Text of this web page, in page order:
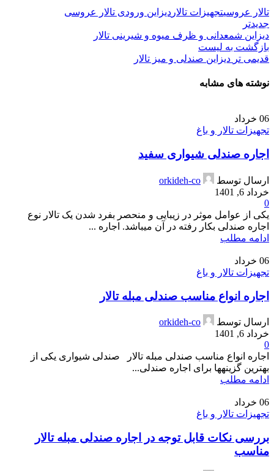
تالار عروسیتجهیزات تالار دیزاین ورودی تالار عروسی
جدیدتر
دیزاین شمعدانی و ظرف میوه و شیرینی تالار
بازگشت به لیست
قدیمی تر دیزاین صندلی و میز تالار
نوشته های مشابه
06 خرداد
تجهیزات تالار و باغ
اجاره صندلی شیواری سفید
ارسال توسط
orkideh-co
خرداد 6, 1401
0
یکی از عوامل موثر در زیبایی و منحصر بفرد شدن یک تالار نوع
اجاره صندلی بکار رفته در آن میباشد. اجاره ...
ادامه مطلب
06 خرداد
تجهیزات تالار و باغ
اجاره انواع مناسب صندلی مبله تالار
ارسال توسط
orkideh-co
خرداد 6, 1401
0
اجاره انواع مناسب صندلی مبله تالار صندلی شیواری یکی از
بهترین گزینه­ها برای اجاره صندلی...
ادامه مطلب
06 خرداد
تجهیزات تالار و باغ
بررسی نکات قابل توجه در اجاره صندلی مبله تالار
مناسب